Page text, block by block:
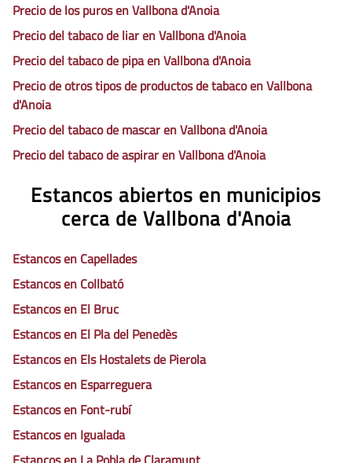
Precio de los puros en Vallbona d'Anoia
Precio del tabaco de liar en Vallbona d'Anoia
Precio del tabaco de pipa en Vallbona d'Anoia
Precio de otros tipos de productos de tabaco en Vallbona
d'Anoia
Precio del tabaco de mascar en Vallbona d'Anoia
Precio del tabaco de aspirar en Vallbona d'Anoia
Estancos abiertos en municipios
cerca de Vallbona d'Anoia
Estancos en Capellades
Estancos en Collbató
Estancos en El Bruc
Estancos en El Pla del Penedès
Estancos en Els Hostalets de Pierola
Estancos en Esparreguera
Estancos en Font-rubí
Estancos en Igualada